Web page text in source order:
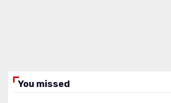
You missed